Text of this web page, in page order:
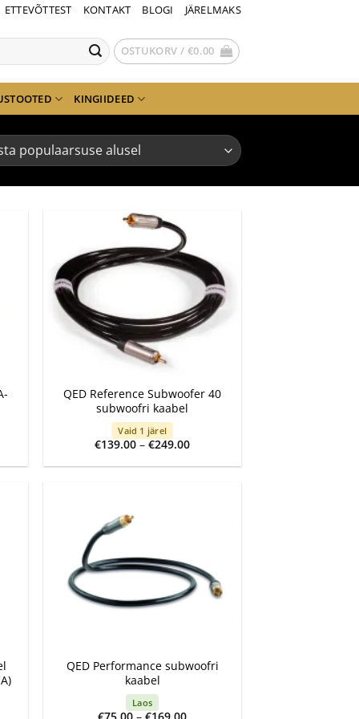
ETTEVÕTTEST KONTAKT BLOGI JÄRELMAKS
OSTUKORV / €0.00
KINGIIDEED
QED Reference Subwoofer 40
subwoofri kaabel
Vaid 1 järel
€139.00 – €249.00Price
€139.00
QED Performance subwoofri
kaabel
Laos
€75.00 – €169.00Price